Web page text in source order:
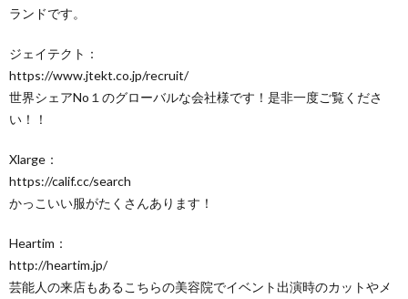
ランドです。
ジェイテクト：
https://www.jtekt.co.jp/recruit/
世界シェアNo１のグローバルな会社様です！是非一度ご覧くださ
い！！
Xlarge：
https://calif.cc/search
かっこいい服がたくさんあります！
Heartim：
http://heartim.jp/
芸能人の来店もあるこちらの美容院でイベント出演時のカットやメ